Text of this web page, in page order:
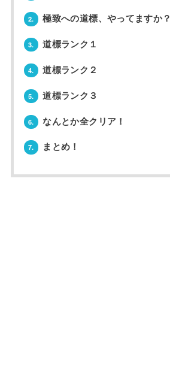
2. 極致への道標、やってますか？
3. 道標ランク１
4. 道標ランク２
5. 道標ランク３
6. なんとか全クリア！
7. まとめ！